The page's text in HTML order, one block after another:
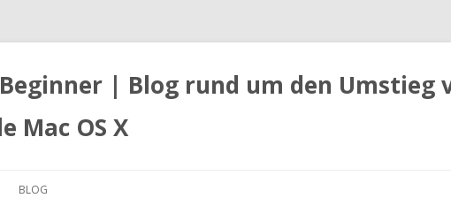
| Blog rund um den Umstieg
Mac OS X
BLOG